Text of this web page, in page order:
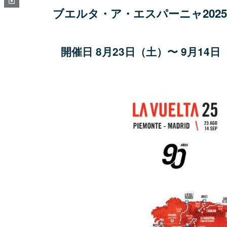
ブエルタ・ア・エスパーニャ2025
開催日 8月23日（土）〜 9月14日